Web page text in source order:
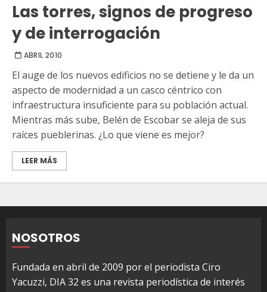
Las torres, signos de progreso
y de interrogación
ABRIL 2010
El auge de los nuevos edificios no se detiene y le da un
aspecto de modernidad a un casco céntrico con
infraestructura insuficiente para su población actual.
Mientras más sube, Belén de Escobar se aleja de sus
raíces pueblerinas. ¿Lo que viene es mejor?
LEER MÁS
NOSOTROS
Fundada en abril de 2009 por el periodista Ciro
Yacuzzi, DIA 32 es una revista periodística de interés